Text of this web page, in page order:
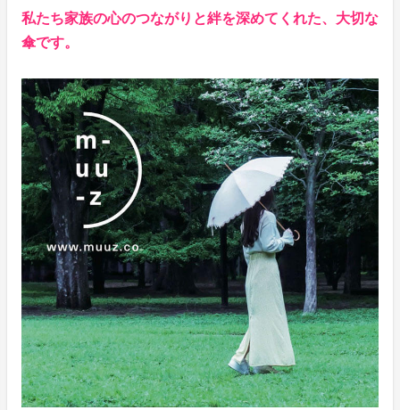
私たち家族の心のつながりと絆を深めてくれた、大切な
傘です。